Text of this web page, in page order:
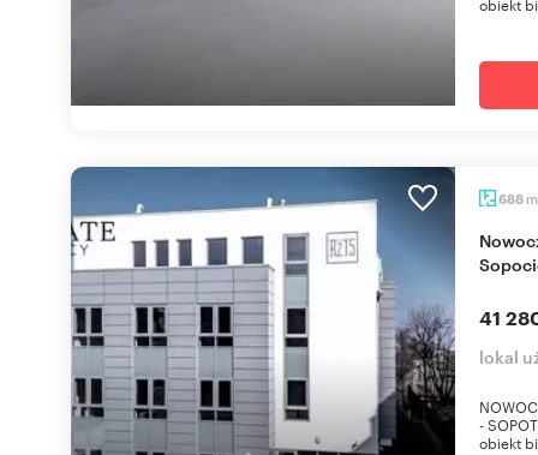
688 m
Nowoczesny biurowo-usługowy obiekt w
41
lokal
-
obiekt